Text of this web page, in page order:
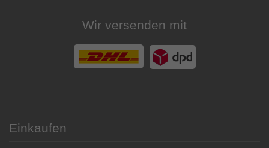
Wir versenden mit
Einkaufen